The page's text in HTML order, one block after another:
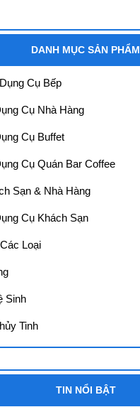
DANH MỤC SẢN PHẨM
Cụ Bếp
Cụ Nhà Hàng
Cụ Buffet
Cụ Quán Bar Coffee
Sạn & Nhà Hàng
Cụ Khách Sạn
Loại
Sinh
Tinh
TIN NỔI BẬT